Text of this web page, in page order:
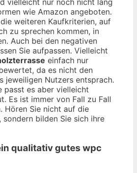
vielleicht nur noch nicht lang
wie Amazon angeboten.
weiteren Kaufkriterien, auf
zu sprechen kommen, in
Auch bei den negativen
Sie aufpassen. Vielleicht
einfach nur
da es nicht den
jeweiligen Nutzers entsprach.
passt es aber vielleicht
Es ist immer von Fall zu Fall
Hören Sie nicht auf die
sondern bilden Sie sich ihre
qualitativ gutes wpc